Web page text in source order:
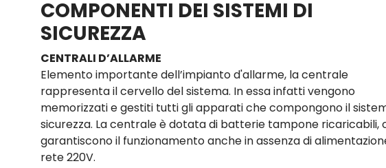
COMPONENTI DEI SISTEMI DI
SICUREZZA
CENTRALI D’ALLARME
Elemento importante dell’impianto d'allarme, la centrale
rappresenta il cervello del sistema. In essa infatti vengono
memorizzati e gestiti tutti gli apparati che compongono il
sicurezza. La centrale è dotata di batterie tampone ricaricabili,
garantiscono il funzionamento anche in assenza di
rete 220V.